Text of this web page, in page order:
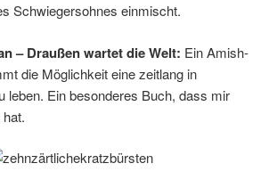
Schwiegersohnes einmischt.
– Draußen wartet die Welt: Ein Amish-
die Möglichkeit eine zeitlang in
leben. Ein besonderes Buch, dass mir